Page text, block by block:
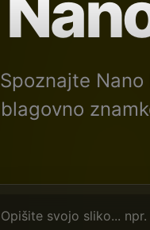
Spoznajte
blagovno